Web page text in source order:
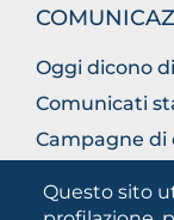
Questo sito
Oggi dicono
Comunicati
Campagne di
Unifg Mag